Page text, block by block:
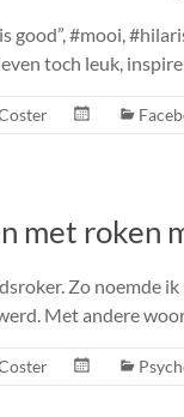
good”, #mooi,
toch leuk,
met roken
Zo noemde
Met andere